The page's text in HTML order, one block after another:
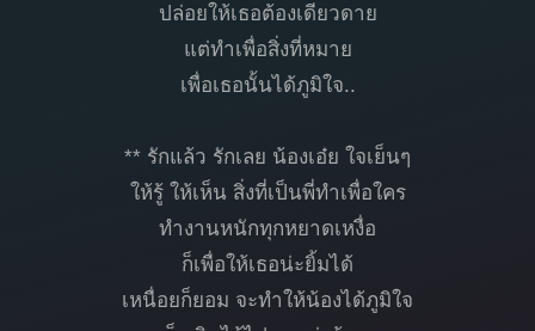
ปล่อยให้เธอต้องเดียวดาย
แต่ทำเพื่อสิ่งที่หมาย
เพื่อเธอนั้นได้ภูมิใจ..
** รักแล้ว รักเลย น้องเอ๋ย ใจเย็นๆ
ให้รู้ ให้เห็น สิ่งที่เป็นพี่ทำเพื่อใคร
ทำงานหนักทุกหยาดเหงื่อ
ก็เพื่อให้เธอน่ะยิ้มได้
เหนื่อยก็ยอม จะทำให้น้องได้ภูมิใจ